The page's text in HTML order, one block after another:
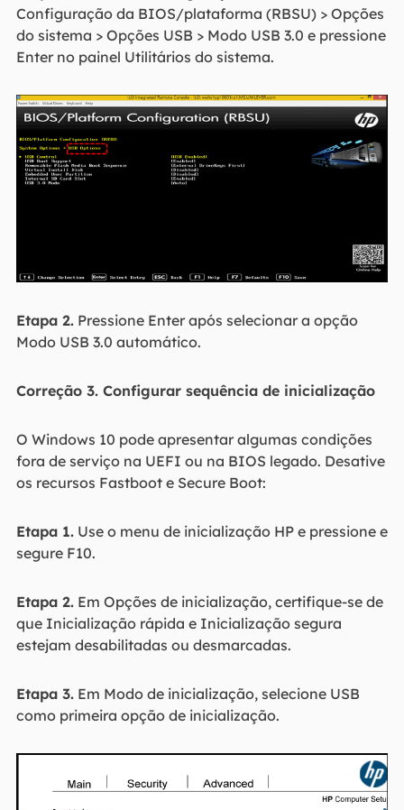
Configuração da BIOS/plataforma (RBSU) > Opções
do sistema > Opções USB > Modo USB 3.0 e pressione
Enter no painel Utilitários do sistema.
Etapa 2.Pressione Enter após selecionar a opção
Modo USB 3.0 automático.
Correção 3. Configurar sequência de inicialização
O Windows 10 pode apresentar algumas condições
fora de serviço na UEFI ou na BIOS legado. Desative
os recursos Fastboot e Secure Boot:
Etapa 1.Use o menu de inicialização HP e pressione e
segure F10.
Etapa 2.Em Opções de inicialização, certifique-se de
que Inicialização rápida e Inicialização segura
estejam desabilitadas ou desmarcadas.
Etapa 3.Em Modo de inicialização, selecione USB
como primeira opção de inicialização.